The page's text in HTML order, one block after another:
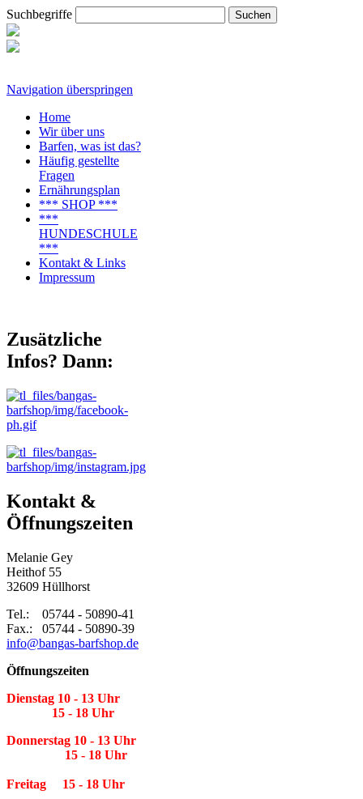
Suchbegriffe
Navigation überspringen
Home
Wir über uns
Barfen, was ist das?
Häufig gestellte
Fragen
Ernährungsplan
*** SHOP ***
***
HUNDESCHULE
***
Kontakt & Links
Impressum
Zusätzliche
Infos? Dann:
Kontakt &
Öffnungszeiten
Melanie Gey
Heithof 55
32609 Hüllhorst
Tel.: 05744 - 50890-41
Fax.: 05744 - 50890-39
info@bangas-barfshop.de
Öffnungszeiten
Dienstag 10 - 13 Uhr
15 - 18 Uhr
Donnerstag 10 - 13 Uhr
15 - 18 Uhr
Freitag 15 - 18 Uhr